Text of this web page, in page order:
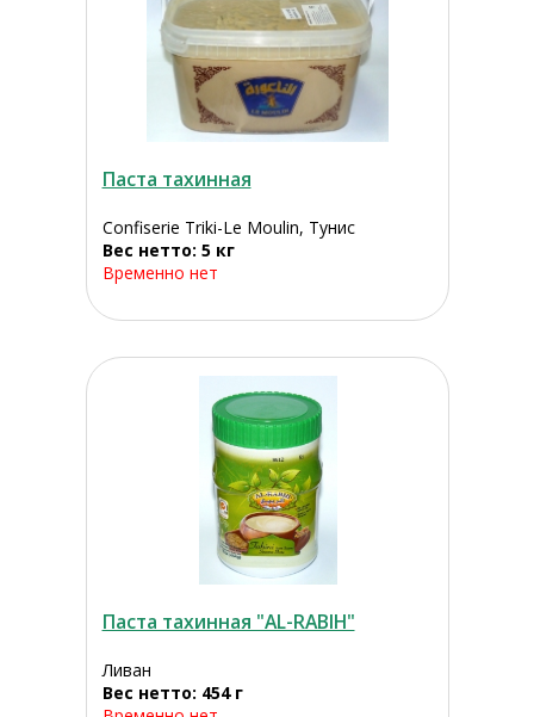
Паста тахинная
Confiserie Triki-Le Moulin, Тунис
Вес нетто: 5 кг
Временно нет
Паста тахинная "AL-RABIH"
Ливан
Вес нетто: 454 г